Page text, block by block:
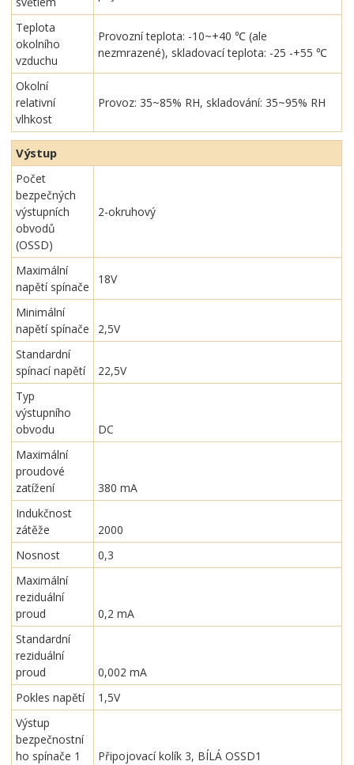
Teplota
okolního
vzduchu
Provozní teplota: -10~+40 ℃ (ale
nezmrazené), skladovací teplota: -25 -+55 ℃
Okolní
relativní
vlhkost
Provoz: 35~85% RH, skladování: 35~95% RH
Výstup
Počet
bezpečných
výstupních
obvodů
(OSSD)
2-okruhový
Maximální
napětí spínače
18V
Minimální
napětí spínače
2,5V
Standardní
spínací napětí
22,5V
Typ
výstupního
obvodu
DC
Maximální
proudové
zatížení
380 mA
Indukčnost
zátěže
2000
Nosnost
0,3
Maximální
reziduální
proud
0,2 mA
Standardní
reziduální
proud
0,002 mA
Pokles napětí
1,5V
Výstup
bezpečnostní
ho spínače 1
Připojovací kolík 3, BÍLÁ OSSD1